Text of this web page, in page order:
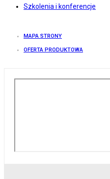
Szkolenia i konferencje
MAPA STRONY
OFERTA PRODUKTOWA